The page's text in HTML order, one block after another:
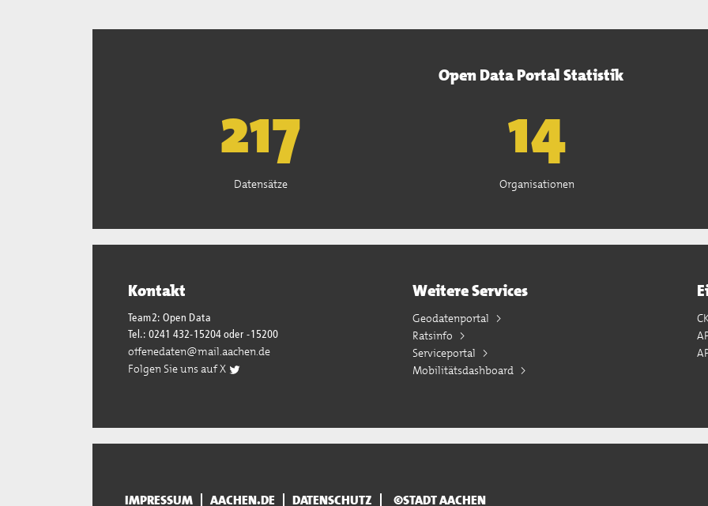
Open Data Portal Statistik
220
Datensätze
15
Organisationen
Kontakt
Team2: Open Data
Tel.: 0241 432-15204 oder -15200
offenedaten@mail.aachen.de
Folgen Sie uns auf X
Weitere Services
Geodatenportal
Ratsinfo
Serviceportal
Mobilitätsdashboard
IMPRESSUM AACHEN.DE DATENSCHUTZ ©STADT AACHEN